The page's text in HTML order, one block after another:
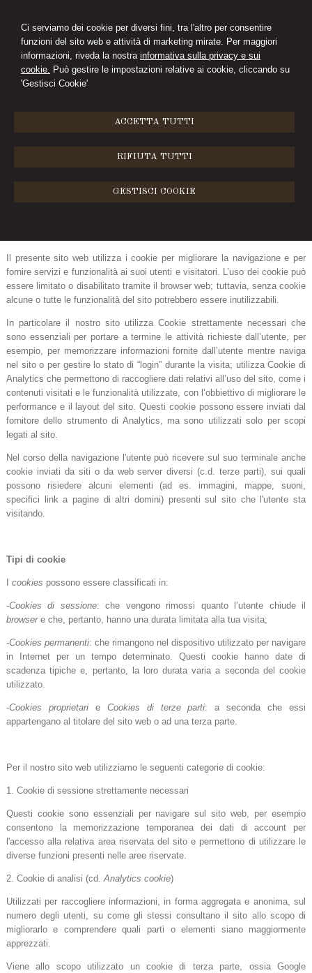
Ci serviamo dei cookie per diversi fini, tra l'altro per consentire
funzioni del sito web e attività di marketing mirate. Per maggiori
informazioni, riveda la nostra informativa sulla privacy e sui
cookie. Può gestire le impostazioni relative ai cookie, cliccando su
'Gestisci Cookie'
ACCETTA TUTTI
RIFIUTA TUTTI
GESTISCI COOKIE
PAOLA PALEARI
AVVOCATO
è un file di testo che viene memorizzato su computer, tablet,
Il presente sito web utilizza i cookie per migliorare la navigazione e per
fornire servizi e funzionalità ai suoi utenti e visitatori. L’uso dei cookie può
essere limitato o disabilitato tramite il browser web; tuttavia, senza cookie
alcune o tutte le funzionalità del sito potrebbero essere inutilizzabili.
In particolare il nostro sito utilizza Cookie strettamente necessari che
sono essenziali per portare a termine le attività richieste dall’utente, per
esempio, per memorizzare informazioni fornite dall’utente mentre naviga
nel sito o per gestire lo stato di “login” durante la visita; utilizza Cookie di
Analytics che permettono di raccogliere dati relativi all’uso del sito, come i
contenuti visitati e le funzionalità utilizzate, con l’obbiettivo di migliorare le
performance e il layout del sito. Questi cookie possono essere inviati dal
fornitore dello strumento di Analytics, ma sono utilizzati solo per scopi
legati al sito.
Nel corso della navigazione l'utente può ricevere sul suo terminale anche
cookie inviati da siti o da web server diversi (c.d. terze parti), sui quali
possono risiedere alcuni elementi (ad es. immagini, mappe, suoni,
specifici link a pagine di altri domini) presenti sul sito che l'utente sta
visitando.
Tipi di cookie
cookies possono essere classificati in:
-Cookies di sessione: che vengono rimossi quanto l’utente chiude il
browsere che, pertanto, hanno una durata limitata alla tua visita;
-Cookies permanenti: che rimangono nel dispositivo utilizzato per navigare
in Internet per un tempo determinato. Questi cookie hanno date di
scadenza tipiche e, pertanto, la loro durata varia a seconda del cookie
utilizzato.
-Cookies proprietarie Cookies di terze parti: a seconda che essi
appartengano al titolare del sito web o ad una terza parte.
Per il nostro sito web utilizziamo le seguenti categorie di cookie:
1. Cookie di sessione strettamente necessari
Questi cookie sono essenziali per navigare sul sito web, per esempio
consentono la memorizzazione temporanea dei dati di account per
l'accesso alla relativa area riservata del sito e permettono di utilizzare le
diverse funzioni presenti nelle aree riservate.
2. Cookie di analisi (cd.Analytics cookie)
Utilizzati per raccogliere informazioni, in forma aggregata e anonima, sul
numero degli utenti, su come gli stessi consultano il sito allo scopo di
migliorarlo e comprendere quali parti o elementi siano maggiormente
apprezzati.
Viene allo scopo utilizzato un cookie di terza parte, ossia Google